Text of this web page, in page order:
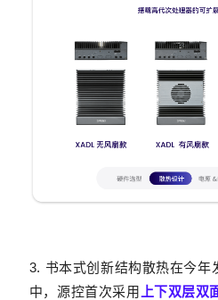
3. 书本式创新结构散热在今年
中，源控首次采用
上下双层双